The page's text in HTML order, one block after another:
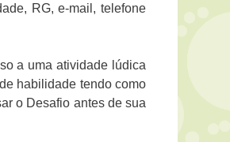
RG, e-mail, telefone
a uma atividade lúdica
habilidade tendo como
o Desafio antes de sua